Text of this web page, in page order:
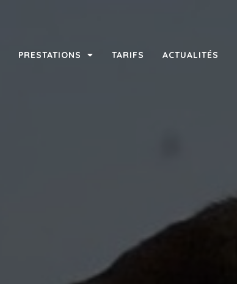
PRESTATIONS TARIFS ACTUALITÉS